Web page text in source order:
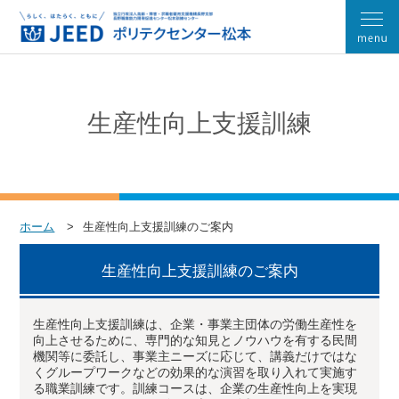
生産性向上支援訓練
ホーム 生産性向上支援訓練のご案内
生産性向上支援訓練のご案内
生産性向上支援訓練は、企業・事業主団体の労働生産性を
向上させるために、専門的な知見とノウハウを有する民間
機関等に委託し、事業主ニーズに応じて、講義だけではな
くグループワークなどの効果的な演習を取り入れて実施す
る職業訓練です。訓練コースは、企業の生産性向上を実現